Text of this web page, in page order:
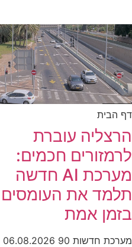
דף הבית
הרצליה עוברת
לרמזורים חכמים:
מערכת AI חדשה
תלמד את העומסים
בזמן אמת
מערכת חדשות 90
06.08.2026